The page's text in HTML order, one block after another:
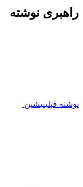
راهبری نوشته
نوشته قبلیپیشین